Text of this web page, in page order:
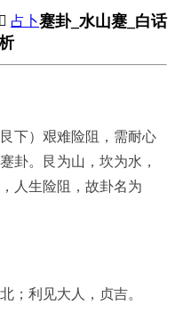
 占卜蹇卦_水山蹇_白话
下）艰难险阻，需耐心
卦。艮为山，坎为水，
人生险阻，故卦名为
；利见大人，贞吉。